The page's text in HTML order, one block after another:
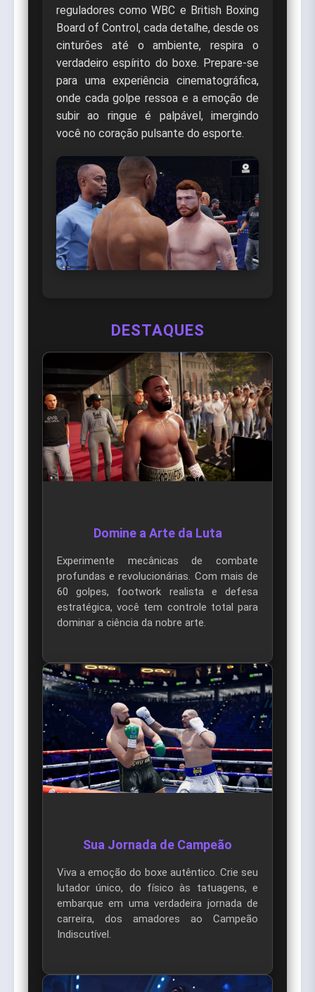
reguladores como WBC e British Boxing
Board of Control, cada detalhe, desde os
cinturões até o ambiente, respira o
verdadeiro espírito do boxe. Prepare-se
para uma experiência cinematográfica,
onde cada golpe ressoa e a emoção de
subir ao ringue é palpável, imergindo
você no coração pulsante do esporte.
DESTAQUES
Domine a Arte da Luta
Experimente mecânicas de combate
profundas e revolucionárias. Com mais de
60 golpes, footwork realista e defesa
estratégica, você tem controle total para
dominar a ciência da nobre arte.
Sua Jornada de Campeão
Viva a emoção do boxe autêntico. Crie seu
lutador único, do físico às tatuagens, e
embarque em uma verdadeira jornada de
carreira, dos amadores ao Campeão
Indiscutível.